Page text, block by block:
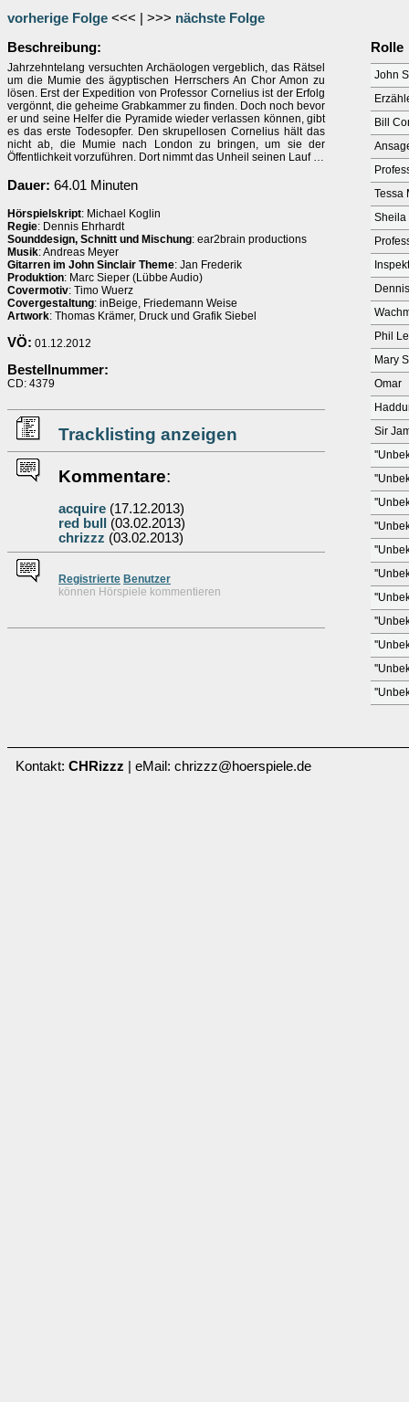
vorherige Folge <<< | >>> nächste Folge
Beschreibung:
Jahrzehntelang versuchten Archäologen vergeblich, das Rätsel
um die Mumie des ägyptischen Herrschers An Chor Amon zu
lösen. Erst der Expedition von Professor Cornelius ist der Erfolg
vergönnt, die geheime Grabkammer zu finden. Doch noch bevor
er und seine Helfer die Pyramide wieder verlassen können, gibt
es das erste Todesopfer. Den skrupellosen Cornelius hält das
nicht ab, die Mumie nach London zu bringen, um sie der
Öffentlichkeit vorzuführen. Dort nimmt das Unheil seinen Lauf …
Dauer: 64.01 Minuten
Hörspielskript: Michael Koglin
Regie: Dennis Ehrhardt
Sounddesign, Schnitt und Mischung: ear2brain productions
Musik: Andreas Meyer
Gitarren im John Sinclair Theme: Jan Frederik
Produktion: Marc Sieper (Lübbe Audio)
Covermotiv: Timo Wuerz
Covergestaltung: inBeige, Friedemann Weise
Artwork: Thomas Krämer, Druck und Grafik Siebel
VÖ: 01.12.2012
Bestellnummer:
CD: 4379
Tracklisting anzeigen
Kommentare:
acquire (17.12.2013)
red bull
(03.02.2013)
chrizzz (03.02.2013)
Registrierte Benutzer
können Hörspiele kommentieren
Rolle
John
Bill
Tessa
Sheila
Phil
Mary
Omar
Sir
Kontakt: CHRizzz | eMail: chrizzz@hoerspiele.de